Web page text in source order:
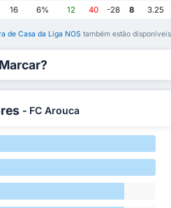
16 6% 12 40 -28 8 3.25
de Casa da Liga NOS também estão disponíveis
- FC Arouca